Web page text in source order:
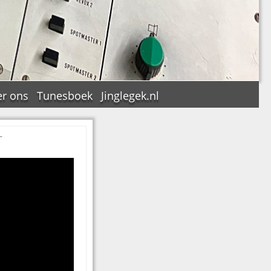
ons Tunesboek Jinglegek.nl